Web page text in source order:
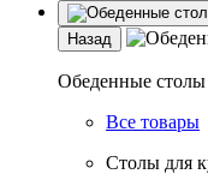
Назад
Обеденные столы
Все товары
Столы для